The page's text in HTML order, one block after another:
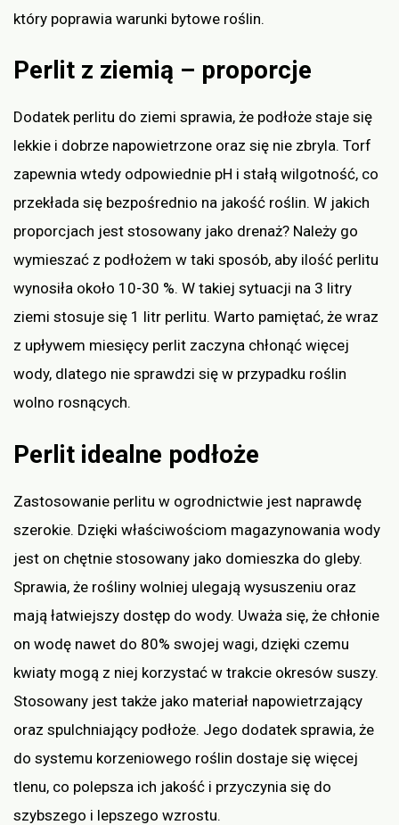
który poprawia warunki bytowe roślin.
Perlit z ziemią – proporcje
Dodatek perlitu do ziemi sprawia, że podłoże staje się
lekkie i dobrze napowietrzone oraz się nie zbryla. Torf
zapewnia wtedy odpowiednie pH i stałą wilgotność, co
przekłada się bezpośrednio na jakość roślin. W jakich
proporcjach jest stosowany jako drenaż? Należy go
wymieszać z podłożem w taki sposób, aby ilość perlitu
wynosiła około 10-30 %. W takiej sytuacji na 3 litry
ziemi stosuje się 1 litr perlitu. Warto pamiętać, że wraz
z upływem miesięcy perlit zaczyna chłonąć więcej
wody, dlatego nie sprawdzi się w przypadku roślin
wolno rosnących.
Perlit idealne podłoże
Zastosowanie perlitu w ogrodnictwie jest naprawdę
szerokie. Dzięki właściwościom magazynowania wody
jest on chętnie stosowany jako domieszka do gleby.
Sprawia, że rośliny wolniej ulegają wysuszeniu oraz
mają łatwiejszy dostęp do wody. Uważa się, że chłonie
on wodę nawet do 80% swojej wagi, dzięki czemu
kwiaty mogą z niej korzystać w trakcie okresów suszy.
Stosowany jest także jako materiał napowietrzający
oraz spulchniający podłoże. Jego dodatek sprawia, że
do systemu korzeniowego roślin dostaje się więcej
tlenu, co polepsza ich jakość i przyczynia się do
szybszego i lepszego wzrostu.